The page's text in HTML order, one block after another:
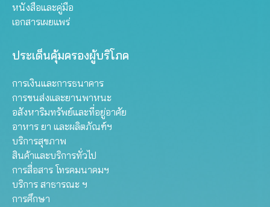
หนังสือและคู่มือ
เอกสารเผยแพร่
ประเด็นคุ้มครองผู้บริโภค
การเงินและการธนาคาร
การขนส่งและยานพาหนะ
อสังหาริมทรัพย์และที่อยู่อาศัย
อาหาร ยา และผลิตภัณฑ์ฯ
บริการสุขภาพ
สินค้าและบริการทั่วไป
การสื่อสาร โทรคมนาคมฯ
บริการ สาธารณะ ฯ
การศึกษา